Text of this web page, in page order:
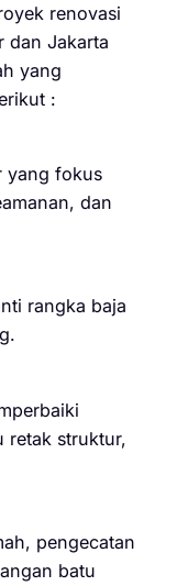
renovasi
dan Jakarta
yang
:
yang fokus
dan
rangka baja
retak struktur,
pengecatan
batu